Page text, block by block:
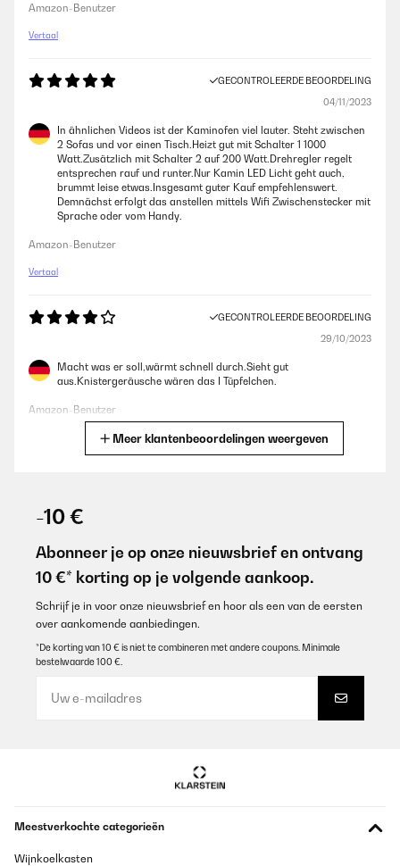
Amazon-Benutzer
Vertaal
GECONTROLEERDE BEOORDELING
04/11/2023
In ähnlichen Videos ist der Kaminofen viel lauter. Steht zwischen
2 Sofas und vor einen Tisch.Heizt gut mit Schalter 1 1000
Watt.Zusätzlich mit Schalter 2 auf 200 Watt.Drehregler regelt
entsprechen rauf und runter.Nur Kamin LED Licht geht auch,
brummt leise etwas.Insgesamt guter Kauf empfehlenswert.
Demnächst erfolgt das anstellen mittels Wifi Zwischenstecker mit
Sprache oder vom Handy.
Amazon-Benutzer
Vertaal
GECONTROLEERDE BEOORDELING
29/10/2023
Macht was er soll,wärmt schnell durch.Sieht gut
aus.Knistergeräusche wären das I Tüpfelchen.
Amazon-Benutzer
es mir schon gefiel, sonst hätte ich es ja nicht gekauft. Der Kamin
wurde zügig geliefert und war gut verpackt, sodass er
unbeschadet ankam. Das Aufstellen geht sehr schnell, einfach
Stecker rein und los. Der Flammeneffekt ist sehr schön, von 3
Seiten einsehbar.Zur Wärmeleistung kann ich zum momentan
Zeitpunkt, nur so viel sagen: ich hatte wirklich nur ganz kurz zum
Test an, und es kam ordentlich Wärme raus, schon auf
niedrigster Stufe. Habe ihn aber nicht primär dafür gekauft, mir
geht es um den Kamineffekt. Aber sollte die Heizung mal
ausfallen, und Strom vorhanden sein , ist das Gerät garantiert
GECONTROLEERDE BEOORDELING
zaubert eine wohlige Atmosphäre und selbst wenn man den
Meer klantenbeoordelingen weergeven
-10 €
Abonneer je op onze nieuwsbrief en ontvang
10 €* korting op je volgende aankoop.
Schrijf je in voor onze nieuwsbrief en hoor als een van de eersten
over aankomende aanbiedingen.
*De korting van 10 € is niet te combineren met andere coupons. Minimale
bestelwaarde 100 €.
Meestverkochte categorieën
Wijnkoelkasten